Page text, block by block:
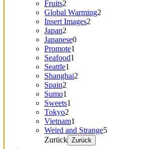
Fruits2
Global Warming2
Insert Images2
Japan2
Japanese0
Promote1
Seafood1
Seattle1
Shanghai2
Spain2
Sumo1
Sweets1
Tokyo2
Vietnam1
Weird and Strange5
Zurück Zurück